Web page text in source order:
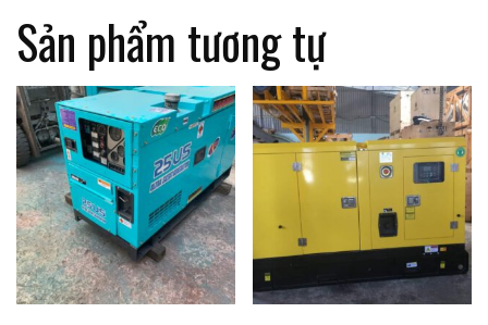
Sản phẩm tương tự